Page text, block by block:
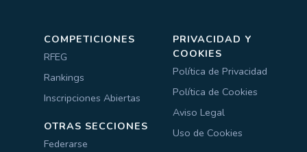
COMPETICIONES
RFEG
Rankings
Inscripciones Abiertas
OTRAS SECCIONES
Federarse
PRIVACIDAD Y
COOKIES
Política de Privacidad
Política de Cookies
Aviso Legal
Uso de Cookies